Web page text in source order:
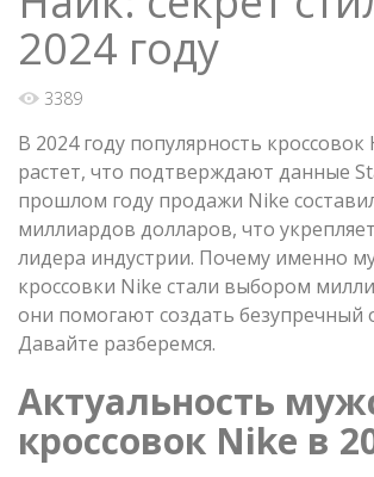
2024 году
3389
В 2024 году популярность
растет, что подтверждают данные
прошлом году продажи Nike
миллиардов долларов, что
лидера индустрии. Почему именно
кроссовки Nike стали выбором
они помогают создать безупречный
Давайте разберемся.
Актуальность
кроссовок Nike в